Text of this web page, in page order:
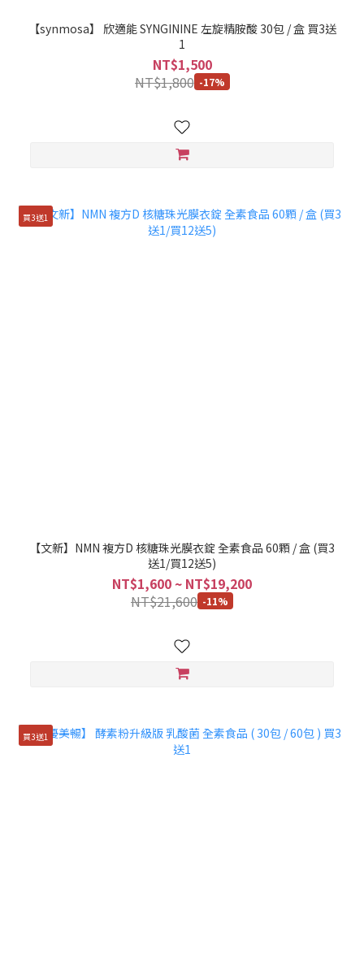
【synmosa】 欣適能 SYNGININE 左旋精胺酸 30包 / 盒 買3送
1
NT$1,500
NT$1,800 -17%
買3送1
【文新】NMN 複方D 核糖珠光膜衣錠 全素食品 60顆 / 盒 (買3
送1/買12送5)
NT$1,600 ~ NT$19,200
NT$21,600 -11%
買3送1